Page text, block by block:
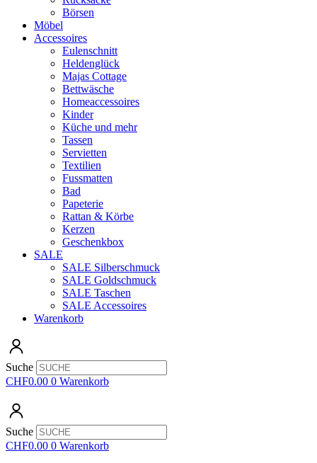
Börsen
Möbel
Accessoires
Eulenschnitt
Heldenglück
Majas Cottage
Bettwäsche
Homeaccessoires
Kinder
Küche und mehr
Tassen
Servietten
Textilien
Fussmatten
Bad
Papeterie
Rattan & Körbe
Kerzen
Geschenkbox
SALE
SALE Silberschmuck
SALE Goldschmuck
SALE Taschen
SALE Accessoires
Warenkorb
Suche
CHF0.00 0 Warenkorb
Suche
CHF0.00 0 Warenkorb